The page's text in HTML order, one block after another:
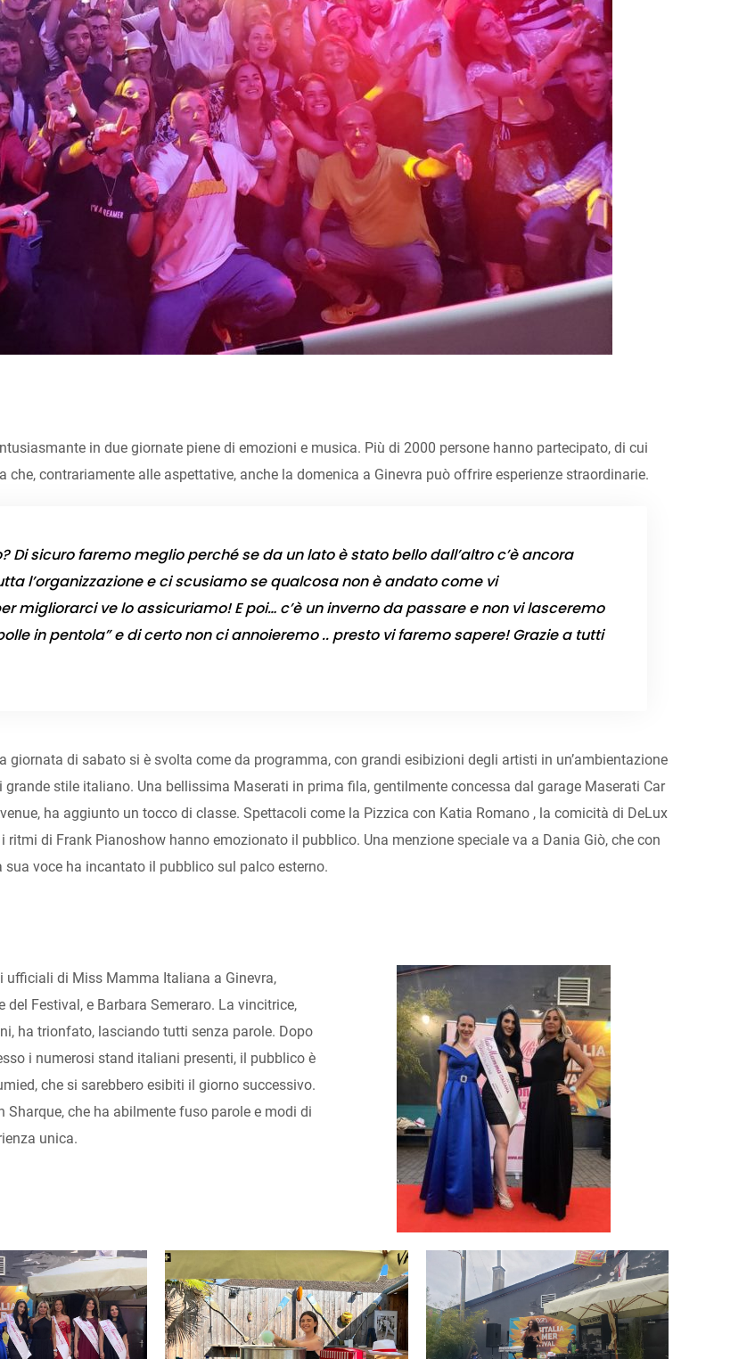
in due giornate piene di emozioni e musica. Più di 2000 persone hanno partecipato, di cui
contrariamente alle aspettative, anche la domenica a Ginevra può offrire esperienze straordinarie.
Di sicuro faremo meglio perché se da un lato è stato bello dall’altro c’è ancora
l’organizzazione e ci scusiamo se qualcosa non è andato come vi
migliorarci ve lo assicuriamo! E poi… c’è un inverno da passare e non vi lasceremo
in pentola” e di certo non ci annoieremo .. presto vi faremo sapere! Grazie a tutti
giornata di sabato si è svolta come da programma, con grandi esibizioni degli artisti in un’ambientazione
grande stile italiano. Una bellissima Maserati in prima fila, gentilmente concessa dal garage Maserati Car
ha aggiunto un tocco di classe. Spettacoli come la Pizzica con Katia Romano , la comicità di DeLux
i ritmi di Frank Pianoshow hanno emozionato il pubblico. Una menzione speciale va a Dania Giò, che con
sua voce ha incantato il pubblico sul palco esterno.
ufficiali di Miss Mamma Italiana a Ginevra,
Festival, e Barbara Semeraro. La vincitrice,
ha trionfato, lasciando tutti senza parole. Dopo
i numerosi stand italiani presenti, il pubblico è
che si sarebbero esibiti il giorno successivo.
che ha abilmente fuso parole e modi di
unica.